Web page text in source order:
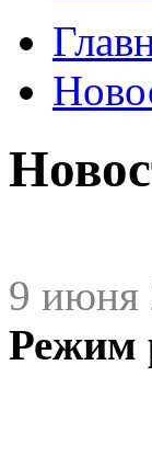
9 июня
Режим